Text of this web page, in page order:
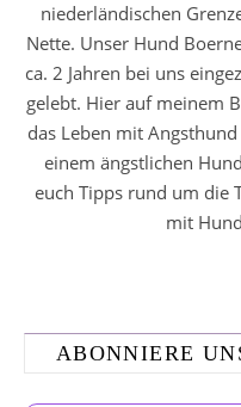
niederländischen
Nette. Unser Hund
ca. 2 Jahren bei uns
gelebt. Hier auf meinem
das Leben mit
einem ängstlichen
euch Tipps rund um die
mit
ABONNIERE